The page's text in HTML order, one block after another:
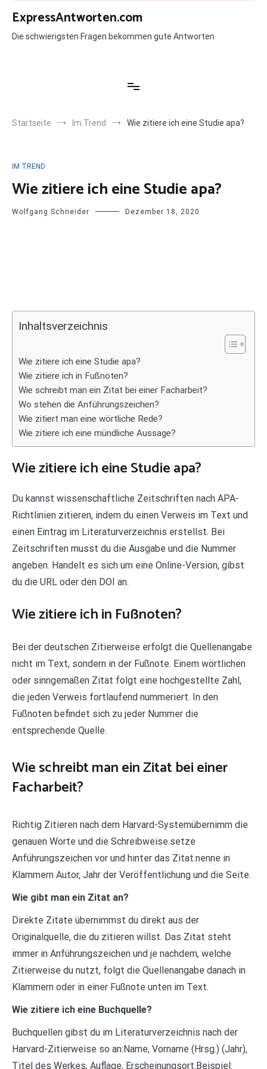
Zum
Inhalt
springen
ExpressAntworten.com
Die schwierigsten Fragen bekommen gute Antworten
Startseite Im Trend Wie zitiere ich eine Studie apa?
IM TREND
Wie zitiere ich eine Studie apa?
Wolfgang Schneider Dezember 18, 2020
Inhaltsverzeichnis
Wie zitiere ich eine Studie apa?
Wie zitiere ich in Fußnoten?
Wie schreibt man ein Zitat bei einer Facharbeit?
Wo stehen die Anführungszeichen?
Wie zitiert man eine wörtliche Rede?
Wie zitiere ich eine mündliche Aussage?
Wie zitiere ich eine Studie apa?
Du kannst wissenschaftliche Zeitschriften nach APA-
Richtlinien zitieren, indem du einen Verweis im Text und
einen Eintrag im Literaturverzeichnis erstellst. Bei
Zeitschriften musst du die Ausgabe und die Nummer
angeben. Handelt es sich um eine Online-Version, gibst
du die URL oder den DOI an.
Wie zitiere ich in Fußnoten?
Bei der deutschen Zitierweise erfolgt die Quellenangabe
nicht im Text, sondern in der Fußnote. Einem wörtlichen
oder sinngemäßen Zitat folgt eine hochgestellte Zahl,
die jeden Verweis fortlaufend nummeriert. In den
Fußnoten befindet sich zu jeder Nummer die
entsprechende Quelle.
Wie schreibt man ein Zitat bei einer
Facharbeit?
Richtig Zitieren nach dem Harvard-Systemübernimm die
genauen Worte und die Schreibweise.setze
Anführungszeichen vor und hinter das Zitat.nenne in
Klammern Autor, Jahr der Veröffentlichung und die Seite.
Wie gibt man ein Zitat an?
Direkte Zitate übernimmst du direkt aus der
Originalquelle, die du zitieren willst. Das Zitat steht
immer in Anführungszeichen und je nachdem, welche
Zitierweise du nutzt, folgt die Quellenangabe danach in
Klammern oder in einer Fußnote unten im Text.
Wie zitiere ich eine Buchquelle?
Buchquellen gibst du im Literaturverzeichnis nach der
Harvard-Zitierweise so an:Name, Vorname (Hrsg.) (Jahr),
Titel des Werkes, Auflage, Erscheinungsort.Beispiel: